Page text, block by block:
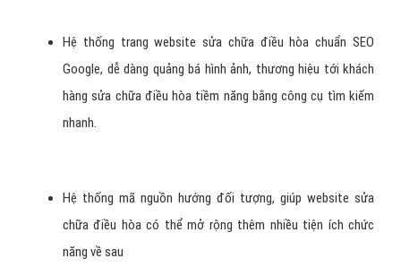
Hệ thống trang website sửa chữa điều hòa chuẩn SEO
Google, dễ dàng quảng bá hình ảnh, thương hiệu tới khách
hàng sửa chữa điều hòa tiềm năng bằng công cụ tìm kiếm
nhanh.
Hệ thống mã nguồn hướng đối tượng, giúp website sửa
chữa điều hòa có thể mở rộng thêm nhiều tiện ích chức
năng về sau